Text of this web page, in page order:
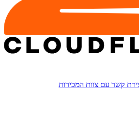
קשר עם צוות המכירות